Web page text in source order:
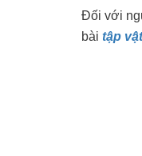
Đối với
bài tập